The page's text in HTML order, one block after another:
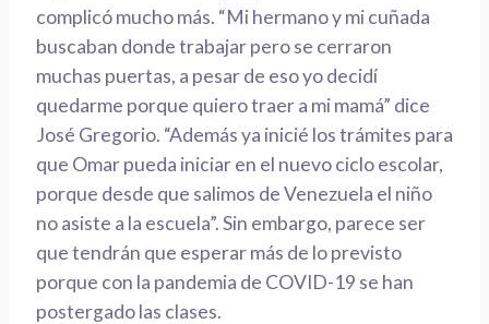
complicó mucho más. “Mi hermano y mi cuñada
buscaban donde trabajar pero se cerraron
muchas puertas, a pesar de eso yo decidí
quedarme porque quiero traer a mi mamá” dice
José Gregorio. “Además ya inicié los trámites para
que Omar pueda iniciar en el nuevo ciclo escolar,
porque desde que salimos de Venezuela el niño
no asiste a la escuela”. Sin embargo, parece ser
que tendrán que esperar más de lo previsto
porque con la pandemia de COVID-19 se han
postergado las clases.